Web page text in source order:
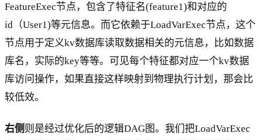
FeatureExec节点，包含了特征名(feature1)和对应的
id（User1)等元信息。而它依赖于LoadVarExec节点，这个
节点用于定义kv数据库读取数据相关的元信息，比如数据
库名，实际的key等等。可见每个特征都对应一个kv数据
库访问操作，如果直接这样映射到物理执行计划，那会比
较低效。
右侧 则是经过优化后的逻辑DAG图。我们把LoadVarExec